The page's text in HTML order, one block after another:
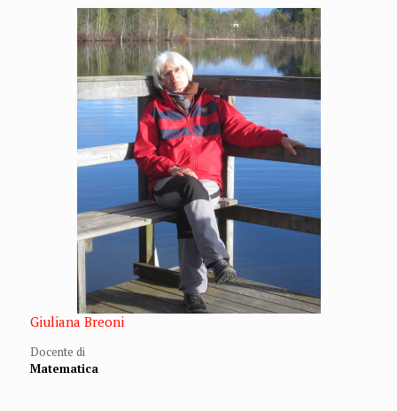
Giuliana Breoni
Docente di
Matematica